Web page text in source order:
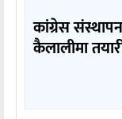
कांग्रेस
कैलालीमा